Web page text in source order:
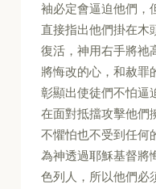
袖必定會逼迫他們，
直接指出他們掛在木
復活，神用右手將祂
將悔改的心，和赦罪
彰顯出使徒們不怕逼
在面對抵擋攻擊他們
不懼怕也不受到任何
為神透過耶穌基督將
色列人，所以他們必